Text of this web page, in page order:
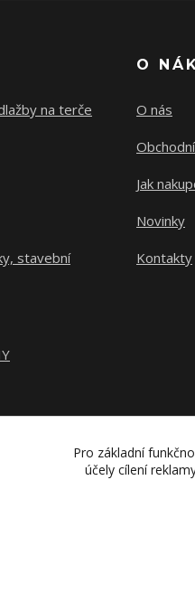
na terče
stavební
O
O nás
Jak
Novinky
Kontakty
Pro základní
účely cílení